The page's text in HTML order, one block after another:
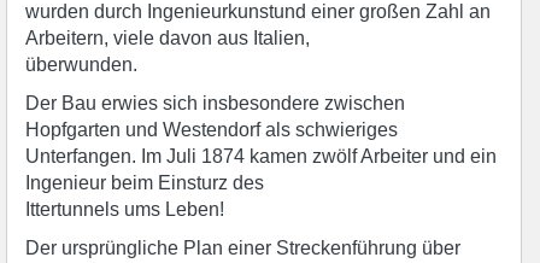
wurden durch Ingenieurkunstund einer großen Zahl an
Arbeitern, viele davon aus Italien,
überwunden.
Der Bau erwies sich insbesondere zwischen
Hopfgarten und Westendorf als schwieriges
Unterfangen. Im Juli 1874 kamen zwölf Arbeiter und ein
Ingenieur beim Einsturz des
Ittertunnels ums Leben!
Der ursprüngliche Plan einer Streckenführung über